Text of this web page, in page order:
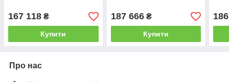
167 118 ₴
Купити
187 666₴
Купити
Про нас